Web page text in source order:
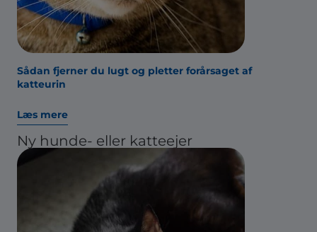
Sådan fjerner du lugt og pletter forårsaget af
katteurin
Læs mere
Ny hunde- eller katteejer